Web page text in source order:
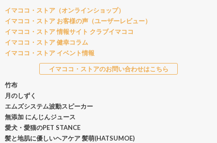
イマココ・ストア（オンラインショップ）
イマココ・ストア お客様の声（ユーザーレビュー）
イマココ・ストア 情報サイト クラブイマココ
イマココ・ストア 健幸コラム
イマココ・ストア イベント情報
イマココ・ストアのお問い合わせはこちら
竹布
月のしずく
エムズシステム波動スピーカー
無添加 にんじんジュース
愛犬・愛猫のPET STANCE
髪と地肌に優しいヘアケア 髪萌(HATSUMOE)